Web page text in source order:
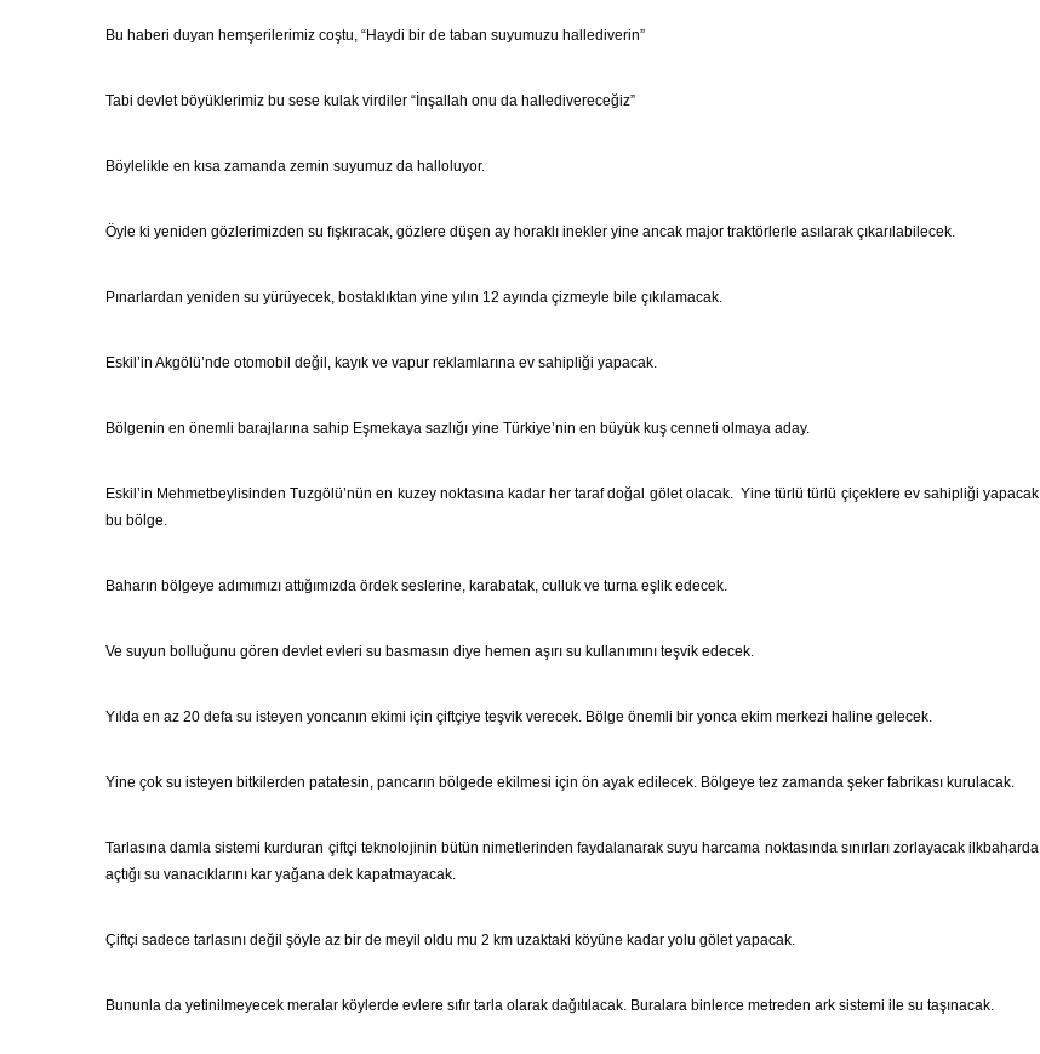
Bu haberi duyan hemşerilerimiz coştu, “Haydi bir de taban suyumuzu hallediverin”
Tabi devlet böyüklerimiz bu sese kulak virdiler “İnşallah onu da halledivereceğiz”
Böylelikle en kısa zamanda zemin suyumuz da halloluyor.
Öyle ki yeniden gözlerimizden su fışkıracak, gözlere düşen ay horaklı inekler yine ancak major traktörlerle asılarak çıkarılabilecek.
Pınarlardan yeniden su yürüyecek, bostaklıktan yine yılın 12 ayında çizmeyle bile çıkılamacak.
Eskil’in Akgölü’nde otomobil değil, kayık ve vapur reklamlarına ev sahipliği yapacak.
Bölgenin en önemli barajlarına sahip Eşmekaya sazlığı yine Türkiye’nin en büyük kuş cenneti olmaya aday.
Eskil’in Mehmetbeylisinden Tuzgölü’nün en kuzey noktasına kadar her taraf doğal gölet olacak. Yine türlü türlü çiçeklere ev sahipliği yapacak
bu bölge.
Baharın bölgeye adımımızı attığımızda ördek seslerine, karabatak, culluk ve turna eşlik edecek.
Ve suyun bolluğunu gören devlet evleri su basmasın diye hemen aşırı su kullanımını teşvik edecek.
Yılda en az 20 defa su isteyen yoncanın ekimi için çiftçiye teşvik verecek. Bölge önemli bir yonca ekim merkezi haline gelecek.
Yine çok su isteyen bitkilerden patatesin, pancarın bölgede ekilmesi için ön ayak edilecek. Bölgeye tez zamanda şeker fabrikası kurulacak.
Tarlasına damla sistemi kurduran çiftçi teknolojinin bütün nimetlerinden faydalanarak suyu harcama noktasında sınırları zorlayacak ilkbaharda
açtığı su vanacıklarını kar yağana dek kapatmayacak.
Çiftçi sadece tarlasını değil şöyle az bir de meyil oldu mu 2 km uzaktaki köyüne kadar yolu gölet yapacak.
Bununla da yetinilmeyecek meralar köylerde evlere sıfır tarla olarak dağıtılacak. Buralara binlerce metreden ark sistemi ile su taşınacak.